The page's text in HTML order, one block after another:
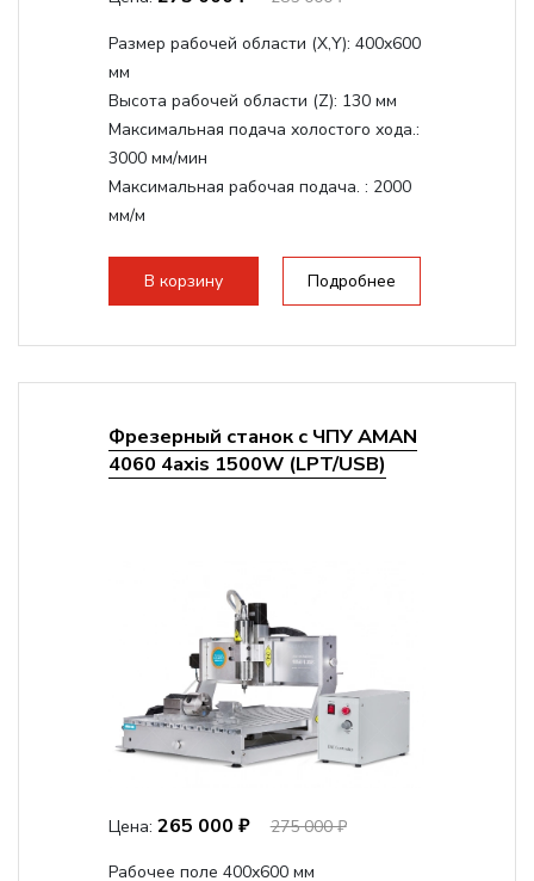
Размер рабочей области (Х,Y): 400x600
мм
Высота рабочей области (Z): 130 мм
Максимальная подача холостого хода.:
3000 мм/мин
Максимальная рабочая подача. : 2000
мм/м
стандартно:Т-слот
Цанговый патрон:ER11
В корзину Подробнее
Фрезерный станок с ЧПУ AMAN
4060 4axis 1500W (LPT/USB)
Цена: 265 000 ₽
275 000 ₽
Рабочее поле 400х600 мм